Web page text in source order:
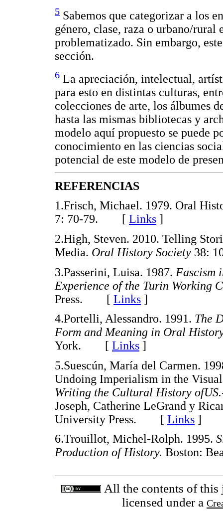
5 Sabemos que categorizar a los
género, clase, raza o urbano/rural
problematizado. Sin embargo,
sección.
6 La apreciación, intelectual,
para esto en distintas culturas,
colecciones de arte, los álbumes
hasta las mismas bibliotecas y
modelo aquí propuesto se puede
conocimiento en las ciencias
potencial de este modelo de
REFERENCIAS
1.Frisch, Michael. 1979. Oral
7: 70-79. [ Links ]
2.High, Steven. 2010. Telling
Media. Oral History Society 38:
3.Passerini, Luisa. 1987. Fascism
Experience of the Turin Working
Press. [ Links ]
4.Portelli, Alessandro. 1991. The
Form and Meaning in Oral
York. [ Links ]
5.Suescún, María del Carmen.
Undoing Imperialism in the
Writing the Cultural History
Joseph, Catherine LeGrand y
University Press. [ Links ]
6.Trouillot, Michel-Rolph. 1995.
Production of History. Boston:
All the contents of this
licensed under a